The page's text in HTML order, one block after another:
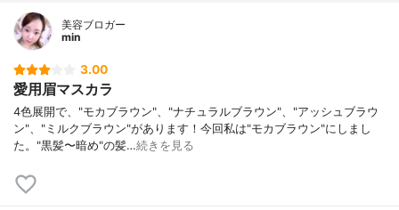
美容ブロガー
min
3.00
愛用眉マスカラ
4色展開で、"モカブラウン"、"ナチュラルブラウン"、"アッシュブラウ
ン"、"ミルクブラウン"があります！今回私は"モカブラウン"にしまし
た。"黒髪〜暗め"の髪…続きを見る